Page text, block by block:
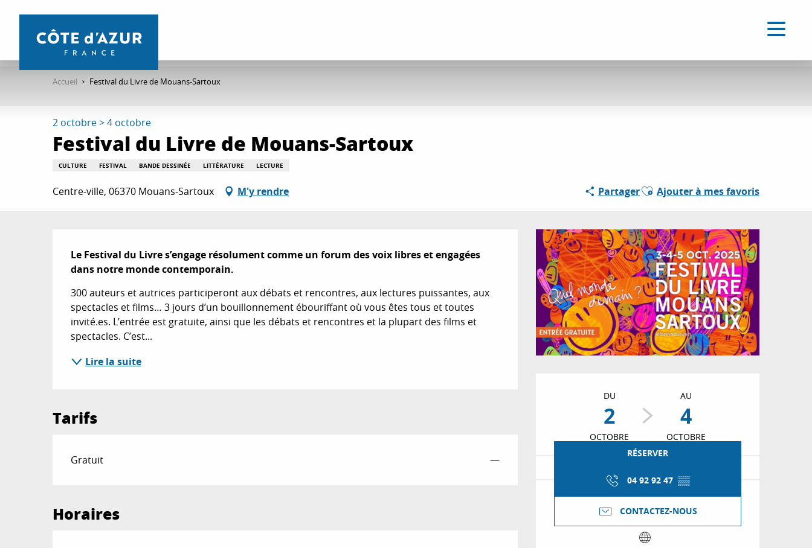
contenu
Accueil Festival du Livre de Mouans-Sartoux
2 octobre > 4 octobre
Festival du Livre de Mouans-Sartoux
CULTURE FESTIVAL BANDE DESSINÉE LITTÉRATURE LECTURE
Centre-ville, 06370 Mouans-Sartoux M'y rendre PartagerAjouter aux favoris
Ajouter à mes favoris
Ouverture et
DU
2
OCTOBRE
AU
4
OCTOBRE
RÉSERVER
04 92 92 47 ▒▒
CONTACTEZ-NOUS
Description
Le Festival du Livre s’engage résolument comme un forum des voix libres et engagées
dans notre monde contemporain.
300 auteurs et autrices participeront aux débats et rencontres, aux lectures puissantes, aux
spectacles et films… 3 jours d’un bouillonnement ébouriffant où vous êtes tous et toutes
invité.es. L’entrée est gratuite, ainsi que les débats et rencontres et la plupart des films et
spectacles. C’est...
Lire la suite
Tarifs
Gratuit —
Horaires